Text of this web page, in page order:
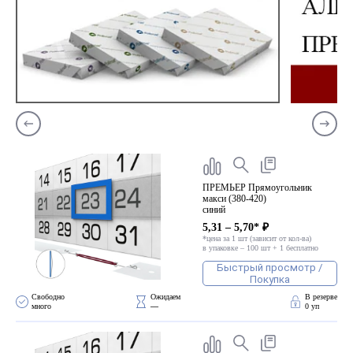
ПРЕМЬЕР Прямоугольник
макси (380-420)
синий
5,31 – 5,70* ₽
*цена за 1 шт (зависит от кол-ва)
в упаковке – 100 шт + 1 бесплатно
Быстрый просмотр /
Покупка
Свободно
много
Ожидаем
—
В резерве
0 уп